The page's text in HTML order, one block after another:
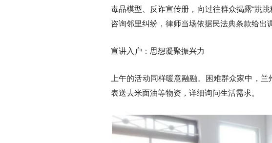
毒品模型、反诈宣传册，向过往群众揭露“跳
咨询邻里纠纷，律师当场依据民法典条款给出
宣讲入户：思想凝聚振兴力
上午的活动同样暖意融融。困难群众家中，
表送去米面油等物资，详细询问生活需求。